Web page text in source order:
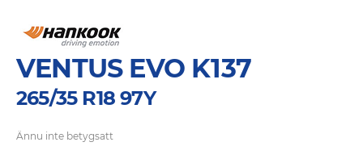
VENTUS EVO K137
265/35 R18 97Y
Ännu inte betygsatt